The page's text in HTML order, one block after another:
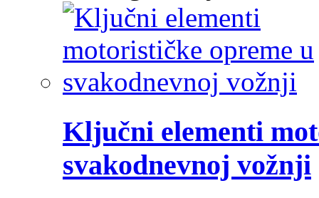
Ključni elementi
svakodnevnoj vožnji